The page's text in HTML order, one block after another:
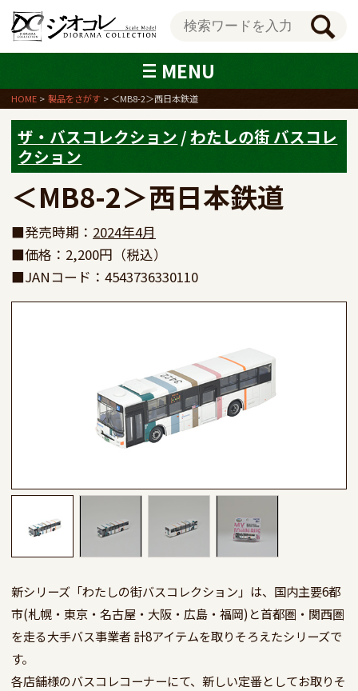
MENU
HOME 製品をさがす ＜MB8-2＞西日本鉄道
ザ・バスコレクション /わたしの街 バスコレ
クション
＜MB8-2＞西日本鉄道
■発売時期： 2024年4月
■価格：2,200円（税込）
■JANコード：4543736330110
新シリーズ「わたしの街バスコレクション」は、国内主要6都
市(札幌・東京・名古屋・大阪・広島・福岡)と首都圏・関西圏
を走る大手バス事業者 計8アイテムを取りそろえたシリーズで
す。
各店舗様のバスコレコーナーにて、新しい定番としてお取りそ